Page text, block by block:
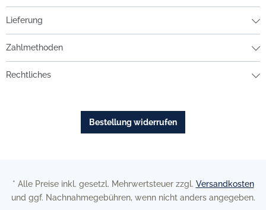
Lieferung
Zahlmethoden
Rechtliches
Bestellung widerrufen
* Alle Preise inkl. gesetzl. Mehrwertsteuer zzgl. Versandkosten
und ggf. Nachnahmegebühren, wenn nicht anders angegeben.